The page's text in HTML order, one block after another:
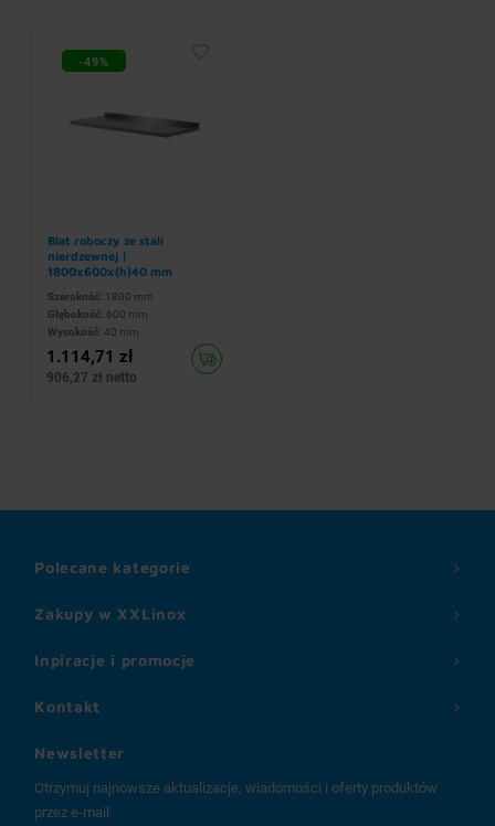
-49%
Blat roboczy ze stali
nierdzewnej |
1800x600x(h)40 mm
Szerokość: 1800 mm
Głębokość: 600 mm
Wysokość: 40 mm
1.114,71 zł
906,27 zł netto
Zakupy w XXLinox
Inpiracje i promocje
Polecane kategorie
Kontakt
Newsletter
Otrzymuj najnowsze aktualizacje, wiadomości i oferty produktów
przez e-mail